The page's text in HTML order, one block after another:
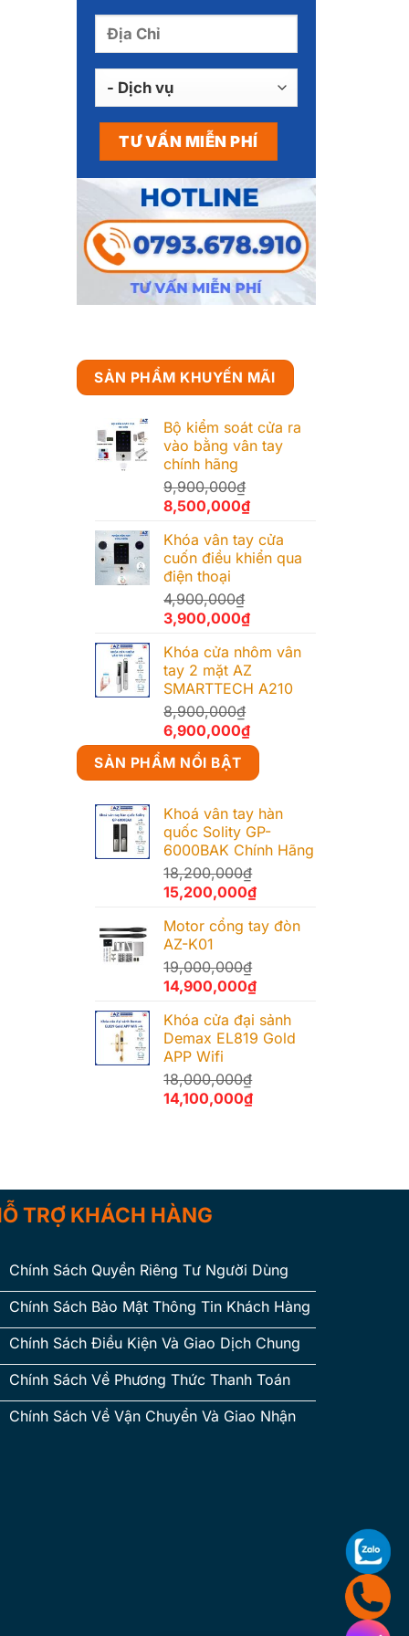
SẢN PHẨM KHUYẾN MÃI
Bộ kiểm soát cửa ra
vào bằng vân tay
chính hãng
9,900,000₫
Giá
là:
9,900,000₫.
8,500,000₫Giá
tại
là:
Khóa vân tay cửa
cuốn điều khiển qua
điện thoại
4,900,000₫
Giá
là:
4,900,000₫.
3,900,000₫Giá
tại
là:
3,900,000₫.
Khóa cửa nhôm vân
tay 2 mặt AZ
SMARTTECH A210
8,900,000₫
Giá
gốc
là:
6,900,000₫Giá
hiện
tại
6,900,000₫.
SẢN PHẨM NỔI BẬT
Khoá vân tay hàn
quốc Solity GP-
6000BAK Chính Hãng
18,200,000₫
Giá
là:
18,200,000₫.
15,200,000₫Giá
tại
Motor cổng tay đòn
AZ-K01
19,000,000₫
Giá
là:
19,000,000₫.
14,900,000₫Giá
tại
là:
Khóa cửa đại sảnh
Demax EL819 Gold
APP Wifi
18,000,000₫
Giá
14,100,000₫Giá
TRỢ KHÁCH HÀNG
Chính Sách Quyền Riêng Tư Người Dùng
Chính Sách Bảo Mật Thông Tin Khách Hàng
Chính Sách Điều Kiện Và Giao Dịch Chung
Chính Sách Về Phương Thức Thanh Toán
Chính Sách Về Vận Chuyển Và Giao Nhận